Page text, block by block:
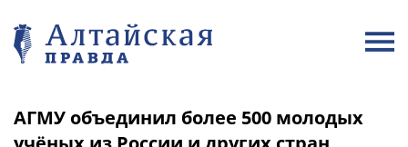
АГМУ объединил более 500 молодых